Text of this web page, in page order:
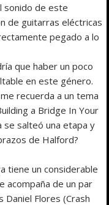
sonido de este
de guitarras eléctricas
pegado a lo
que haber un poco
en este género.
recuerda a un tema
a Bridge In Your
se salteó una etapa y
de Halford?
tiene un considerable
acompaña de un par
Flores (Crash